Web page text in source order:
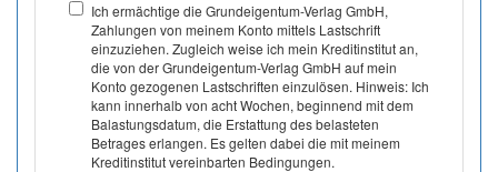
Ich ermächtige die Grundeigentum-Verlag GmbH,
Zahlungen von meinem Konto mittels Lastschrift
einzuziehen. Zugleich weise ich mein Kreditinstitut an,
die von der Grundeigentum-Verlag GmbH auf mein
Konto gezogenen Lastschriften einzulösen. Hinweis: Ich
kann innerhalb von acht Wochen, beginnend mit dem
Balastungsdatum, die Erstattung des belasteten
Betrages erlangen. Es gelten dabei die mit meinem
Kreditinstitut vereinbarten Bedingungen.